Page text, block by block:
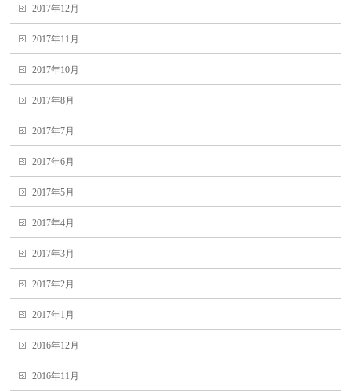
2017年12月
2017年11月
2017年10月
2017年8月
2017年7月
2017年6月
2017年5月
2017年4月
2017年3月
2017年2月
2017年1月
2016年12月
2016年11月